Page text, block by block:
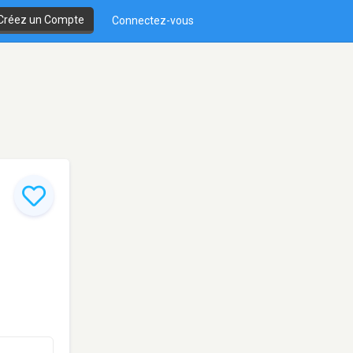
un Compte Connectez-vous